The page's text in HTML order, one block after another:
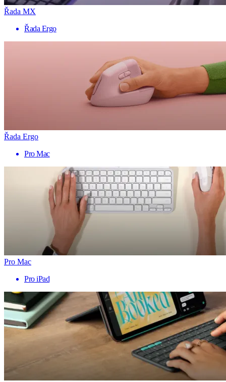
Řada MX
Řada Ergo
Řada Ergo
Pro Mac
Pro Mac
Pro iPad